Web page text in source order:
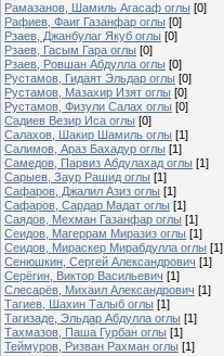
Рамазанов, Шамиль Агасаф оглы [0]
Рафиев, Фаиг Газанфар оглы [0]
Рзаев, Джанбулаг Якуб оглы [0]
Рзаев, Гасым Гара оглы [0]
Рзаев, Ровшан Абдулла оглы [0]
Рустамов, Гидаят Эльдар оглы [0]
Рустамов, Мазахир Изят оглы [0]
Рустамов, Физули Салах оглы [0]
Садиев Везир Иса оглы [0]
Салахов, Шакир Шамиль оглы [1]
Салимов, Араз Бахадур оглы [1]
Самедов, Парвиз Абдулахад оглы [1]
Сарыев, Заур Рашид оглы [1]
Сафаров, Джалил Азиз оглы [1]
Сафаров, Сардар Мадат оглы [1]
Саядов, Мехман Газанфар оглы [1]
Сеидов, Магеррам Миразиз оглы [1]
Сеидов, Мираскер Мирабдулла оглы [1]
Сенюшкин, Сергей Александрович [1]
Серёгин, Виктор Васильевич [1]
Слесарёв, Михаил Александрович [1]
Тагиев, Шахин Талыб оглы [1]
Тагизаде, Эльдар Абдулла оглы [1]
Тахмазов, Паша Гурбан оглы [1]
Теймуров, Ризван Рахман оглы [1]